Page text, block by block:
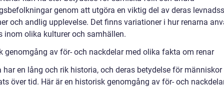
genom att utgöra en viktig del av deras
och andlig upplevelse. Det finns variationer i hur renarna
inom olika kulturer och samhällen.
genomgång av för- och nackdelar med olika fakta om renar
har en lång och rik historia, och deras betydelse för människor
över tid. Här är en historisk genomgång av för- och